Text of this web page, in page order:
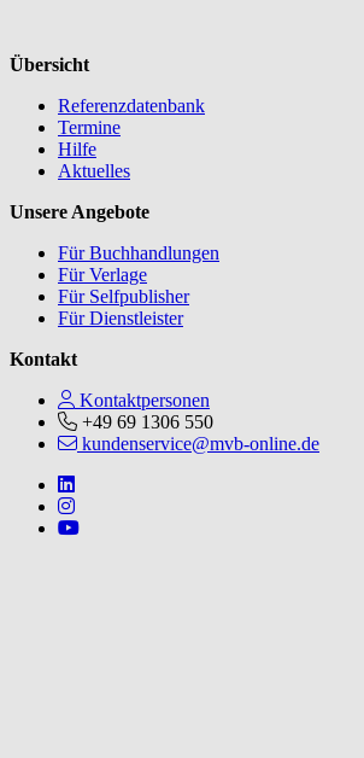
Übersicht
Referenzdatenbank
Termine
Hilfe
Aktuelles
Unsere Angebote
Für Buchhandlungen
Für Verlage
Für Selfpublisher
Für Dienstleister
Kontakt
Kontaktpersonen
+49 69 1306 550
kundenservice@mvb-online.de
Follow us on https://
Follow us on https://
Follow us on https://